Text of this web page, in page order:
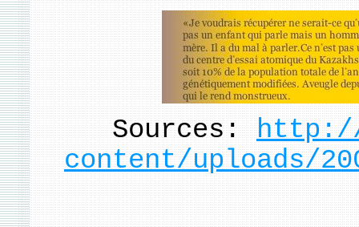
Sources:http://
content/uploads/